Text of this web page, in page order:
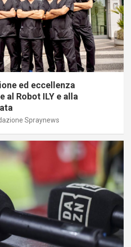
ed eccellenza
al Robot ILY e alla
Spraynews